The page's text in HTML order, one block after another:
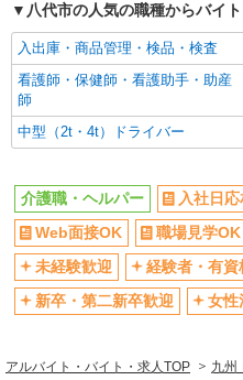
八代市の人気の職種からバイ
入出庫・商品管理・検品・検査
看護師・保健師・看護助手・助産
師
中型（2t・4t）ドライバー
介護職・ヘルパー 入社日
Web面接OK
職場見学
未経験歓迎
経験者・有資
新卒・第二新卒歓迎
女性
アルバイト・バイト・求人TOP 九州